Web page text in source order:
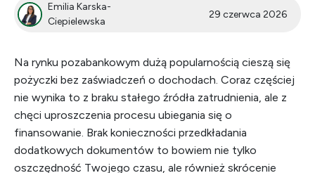
Emilia Karska-
Ciepielewska
29 czerwca 2026
Na rynku pozabankowym dużą popularnością cieszą się
pożyczki bez zaświadczeń o dochodach. Coraz częściej
nie wynika to z braku stałego źródła zatrudnienia, ale z
chęci uproszczenia procesu ubiegania się o
finansowanie. Brak konieczności przedkładania
dodatkowych dokumentów to bowiem nie tylko
oszczędność Twojego czasu, ale również skrócenie